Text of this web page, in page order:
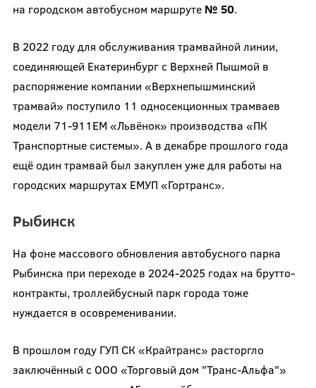
на городском автобусном маршруте № 50.
В 2022 году для обслуживания трамвайной линии,
соединяющей Екатеринбург с Верхней Пышмой в
распоряжение компании «Верхнепышминский
трамвай» поступило 11 односекционных трамваев
модели 71-911ЕМ «Львёнок» производства «ПК
Транспортные системы». А в декабре прошлого года
ещё один трамвай был закуплен уже для работы на
городских маршрутах ЕМУП «Гортранс».
Рыбинск
На фоне массового обновления автобусного парка
Рыбинска при переходе в 2024-2025 годах на брутто-
контракты, троллейбусный парк города тоже
нуждается в осовременивании.
В прошлом году ГУП СК «Крайтранс» расторгло
заключённый с ООО «Торговый дом "Транс-Альфа"»